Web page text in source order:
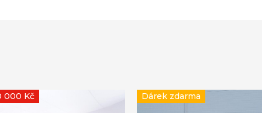
000 Kč Dárek zdarma